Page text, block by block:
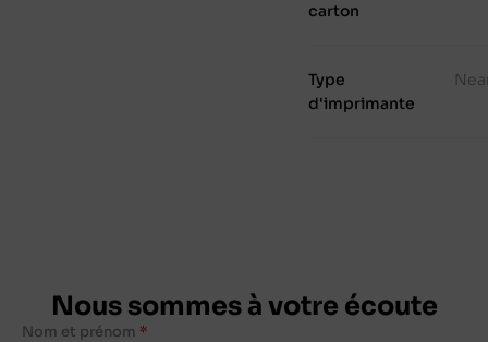
carton
Type
d'imprimante
Nous sommes à votre écoute
Nom et prénom